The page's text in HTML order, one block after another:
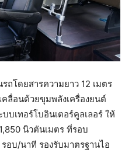
รถโดยสารความยาว 12 เมตร
ลื่อนด้วยขุมพลังเครื่องยนต์
บเทอร์โบอินเตอร์คูลเลอร์ ให้
นิวตันเมตร ที่รอบ
รอบ/นาที รองรับมาตรฐานไอ